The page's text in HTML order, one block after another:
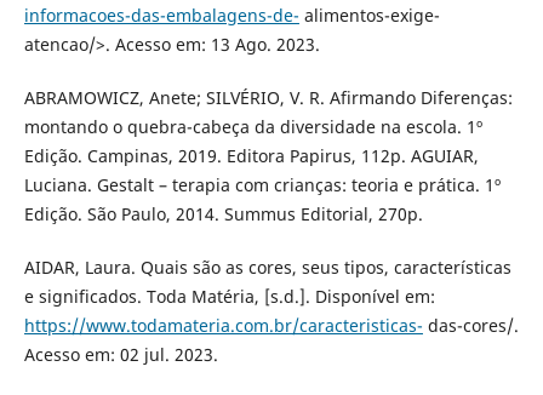
informacoes-das-embalagens-de- alimentos-exige-
atencao/>. Acesso em: 13 Ago. 2023.
ABRAMOWICZ, Anete; SILVÉRIO, V. R. Afirmando Diferenças:
montando o quebra-cabeça da diversidade na escola. 1º
Edição. Campinas, 2019. Editora Papirus, 112p. AGUIAR,
Luciana. Gestalt – terapia com crianças: teoria e prática. 1º
Edição. São Paulo, 2014. Summus Editorial, 270p.
AIDAR, Laura. Quais são as cores, seus tipos, características
e significados. Toda Matéria, [s.d.]. Disponível em:
https://www.todamateria.com.br/caracteristicas- das-cores/.
Acesso em: 02 jul. 2023.